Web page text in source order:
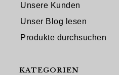
Unsere Kunden
Unser Blog lesen
Produkte durchsuchen
KATEGORIEN